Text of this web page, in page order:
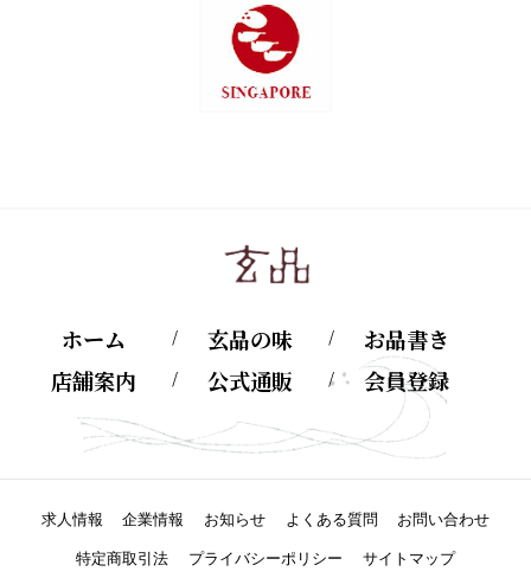
ホーム 玄品の味
お品書き
店舗案内
公式通販 会員登録
求人情報 企業情報 お知らせ よくある質問 お問い合わせ
特定商取引法 プライバシーポリシー サイトマップ